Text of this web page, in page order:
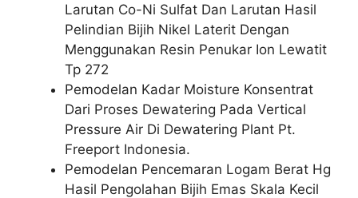
Larutan Co-Ni Sulfat Dan Larutan Hasil
Pelindian Bijih Nikel Laterit Dengan
Menggunakan Resin Penukar Ion Lewatit
Tp 272
Pemodelan Kadar Moisture Konsentrat
Dari Proses Dewatering Pada Vertical
Pressure Air Di Dewatering Plant Pt.
Freeport Indonesia.
Pemodelan Pencemaran Logam Berat Hg
Hasil Pengolahan Bijih Emas Skala Kecil